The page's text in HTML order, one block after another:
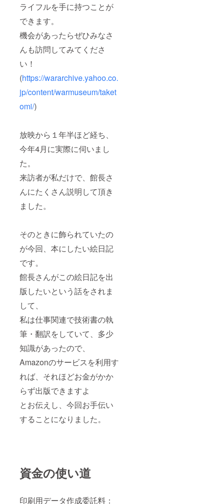
ライフルを手に持つことが
できます。
機会があったらぜひみなさ
んも訪問してみてくださ
い！
(https://wararchive.yahoo.co.
jp/content/warmuseum/taket
omi/)
放映から１年半ほど経ち、
今年4月に実際に伺いまし
た。
来訪者が私だけで、館長さ
んにたくさん説明して頂き
ました。
そのときに飾られていたの
が今回、本にしたい絵日記
です。
館長さんがこの絵日記を出
版したいという話をされま
して、
私は仕事関連で技術書の執
筆・翻訳をしていて、多少
知識があったので、
Amazonのサービスを利用す
れば、それほどお金がかか
らず出版できますよ
とお伝えし、今回お手伝い
することになりました。
資金の使い道
印刷用データ作成委託料：